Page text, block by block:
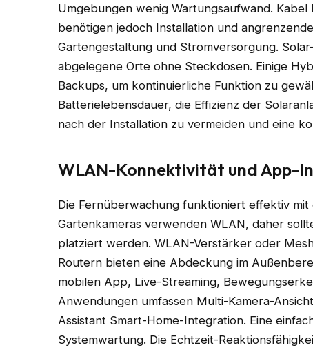
Umgebungen wenig Wartungsaufwand.
benötigen jedoch Installation und
Gartengestaltung und Stromversorgung.
abgelegene Orte ohne Steckdosen. Einige
Backups, um kontinuierliche Funktion zu
Batterielebensdauer, die Effizienz der
nach der Installation zu vermeiden und eine
WLAN-Konnektivität und App-
Die Fernüberwachung funktioniert effektiv
Gartenkameras verwenden WLAN, daher
platziert werden. WLAN-Verstärker oder
Routern bieten eine Abdeckung im
mobilen App, Live-Streaming,
Anwendungen umfassen Multi-Kamera-
Assistant Smart-Home-Integration. Eine
Systemwartung. Die Echtzeit-